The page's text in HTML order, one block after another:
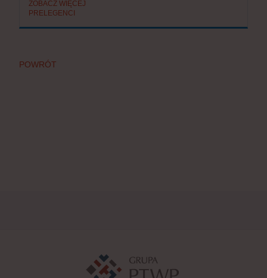
ZOBACZ WIĘCEJ
PRELEGENCI
POWRÓT